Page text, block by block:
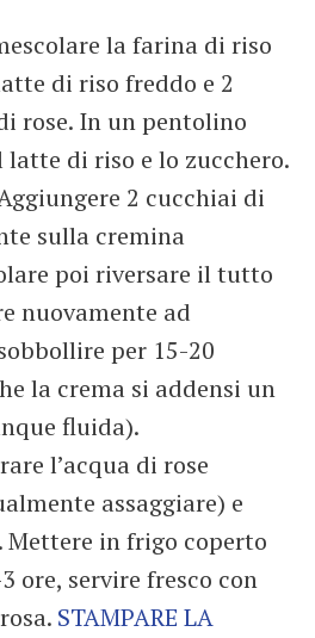
la farina di riso
di riso freddo e 2
rose. In un pentolino
latte di riso e lo zucchero.
2 cucchiai di
sulla cremina
poi riversare il tutto
nuovamente ad
per 15-20
la crema si addensi un
fluida).
l’acqua di rose
assaggiare) e
in frigo coperto
ore, servire fresco con
STAMPARE LA